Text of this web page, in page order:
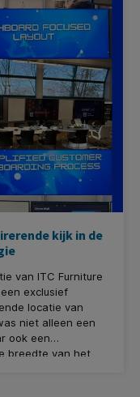
kijk in de
van ITC Furniture
exclusief
locatie van
niet alleen een
ook een
breedte van het